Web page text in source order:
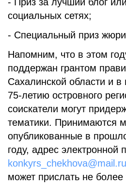
социальных сетях;
- Специальный приз
Напомним, что в этом
поддержан грантом
Сахалинской области и
75-летию островного
соискатели могут
тематики. Принимаются
опубликованные в
году, адрес электронной
konkyrs_chekhova@mail.ru
может прислать не более